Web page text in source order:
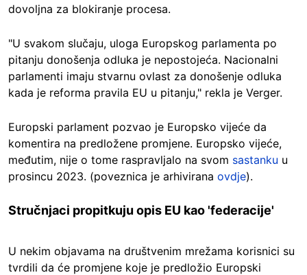
dovoljna za blokiranje procesa.
"U svakom slučaju, uloga Europskog parlamenta po
pitanju donošenja odluka je nepostojeća. Nacionalni
parlamenti imaju stvarnu ovlast za donošenje odluka
kada je reforma pravila EU u pitanju," rekla je Verger.
Europski parlament pozvao je Europsko vijeće da
komentira na predložene promjene. Europsko vijeće,
međutim, nije o tome raspravljalo na svom sastanku u
prosincu 2023. (poveznica je arhivirana ovdje).
Stručnjaci propitkuju opis EU kao 'federacije'
U nekim objavama na društvenim mrežama korisnici su
tvrdili da će promjene koje je predložio Europski